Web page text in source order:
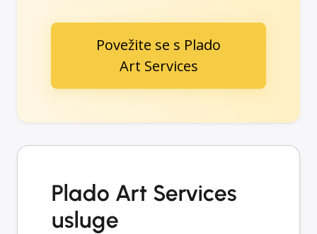
Povežite se s Plado
Art Services
Plado Art Services
usluge